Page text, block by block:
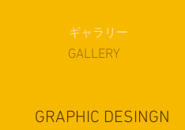
ギャラリー
​GALLERY
GRAPHIC DESINGN